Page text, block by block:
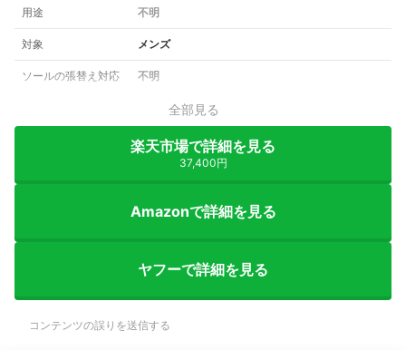
用途 不明
対象 メンズ
ソールの張替え対応 不明
全部見る
楽天市場で詳細を見る
37,400円
Amazonで詳細を見る
ヤフーで詳細を見る
コンテンツの誤りを送信する